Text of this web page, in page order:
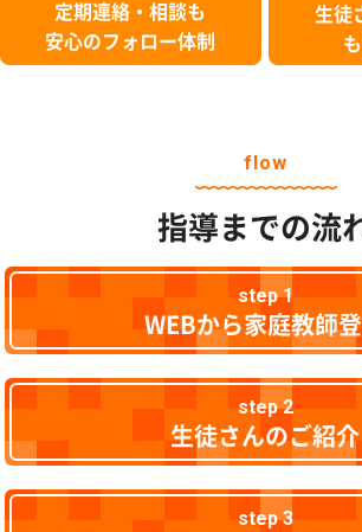
定期連絡・相談も
安心のフォロー体制
生徒
flow
指導までの流
step 1
WEBから家庭教師
step 2
生徒さんのご紹介
step 3